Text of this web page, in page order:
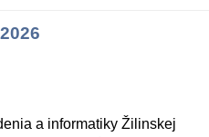
a informatiky Žilinskej